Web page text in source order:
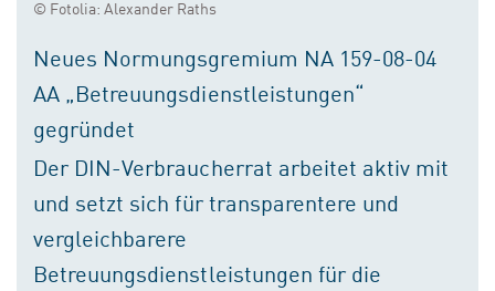
© Fotolia: Alexander Raths
Neues Normungsgremium NA 159-08-04
AA „Betreuungsdienstleistungen“
gegründet
Der DIN-Verbraucherrat arbeitet aktiv mit
und setzt sich für transparentere und
vergleichbarere
Betreuungsdienstleistungen für die